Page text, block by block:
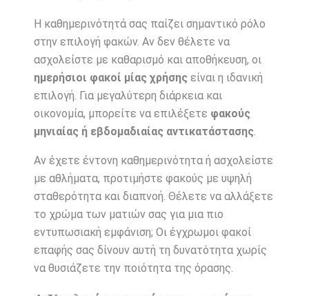
Η καθημερινότητά σας παίζει σημαντικό ρόλο
στην επιλογή φακών. Αν δεν θέλετε να
ασχολείστε με καθαρισμό και αποθήκευση, οι
ημερήσιοι φακοί μίας χρήσης είναι η ιδανική
επιλογή. Για μεγαλύτερη διάρκεια και
οικονομία, μπορείτε να επιλέξετε φακούς
μηνιαίας ή εβδομαδιαίας αντικατάστασης
Αν έχετε έντονη καθημερινότητα ή ασχολείστε
με αθλήματα, προτιμήστε φακούς με υψηλή
σταθερότητα και διαπνοή. Θέλετε να αλλάξετε
το χρώμα των ματιών σας για μια πιο
εντυπωσιακή εμφάνιση; Οι έγχρωμοι φακοί
επαφής σας δίνουν αυτή τη δυνατότητα χωρίς
να θυσιάζετε την ποιότητα της όρασης.